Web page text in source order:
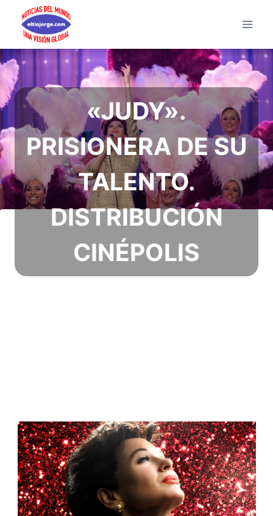
Saltar
contenido
«JUDY».
PRISIONERA DE SU
TALENTO.
DISTRIBUCIÓN
CINÉPOLIS